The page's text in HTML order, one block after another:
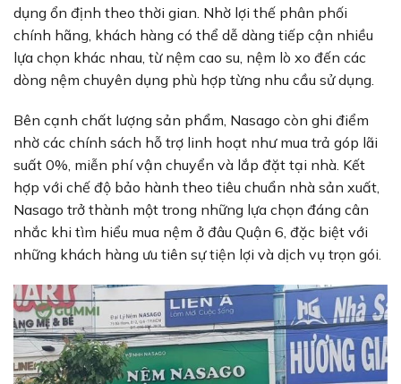
dụng ổn định theo thời gian. Nhờ lợi thế phân phối
chính hãng, khách hàng có thể dễ dàng tiếp cận nhiều
lựa chọn khác nhau, từ nệm cao su, nệm lò xo đến các
dòng nệm chuyên dụng phù hợp từng nhu cầu sử dụng.
Bên cạnh chất lượng sản phẩm, Nasago còn ghi điểm
nhờ các chính sách hỗ trợ linh hoạt như mua trả góp lãi
suất 0%, miễn phí vận chuyển và lắp đặt tại nhà. Kết
hợp với chế độ bảo hành theo tiêu chuẩn nhà sản xuất,
Nasago trở thành một trong những lựa chọn đáng cân
nhắc khi tìm hiểu mua nệm ở đâu Quận 6, đặc biệt với
những khách hàng ưu tiên sự tiện lợi và dịch vụ trọn gói.